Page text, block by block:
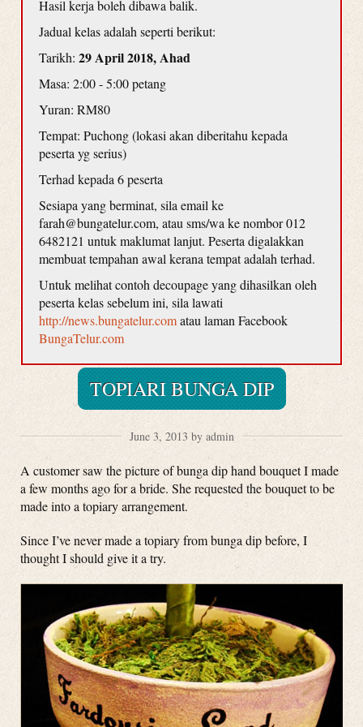
Hasil kerja boleh dibawa balik.
Jadual kelas adalah seperti berikut:
Tarikh: 29 April 2018, Ahad
Masa: 2:00 - 5:00 petang
Yuran: RM80
Tempat: Puchong (lokasi akan diberitahu kepada
peserta yg serius)
Terhad kepada 6 peserta
Sesiapa yang berminat, sila email ke
farah@bungatelur.com, atau sms/wa ke nombor 012
6482121 untuk maklumat lanjut. Peserta digalakkan
membuat tempahan awal kerana tempat adalah terhad.
Untuk melihat contoh decoupage yang dihasilkan oleh
peserta kelas sebelum ini, sila lawati
http://news.bungatelur.comatau laman Facebook
BungaTelur.com
TOPIARI BUNGA DIP
June 3, 2013 by admin
A customer saw the picture of bunga dip hand bouquet I made
a few months ago for a bride. She requested the bouquet to be
made into a topiary arrangement.
Since I’ve never made a topiary from bunga dip before, I
thought I should give it a try.